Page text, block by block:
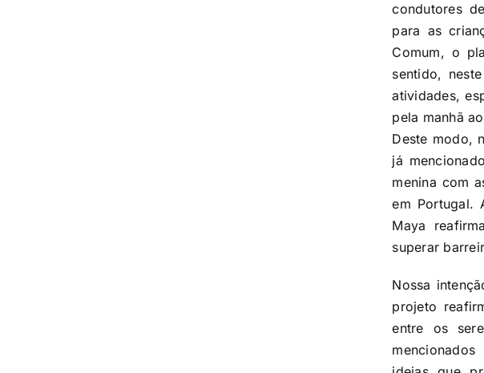
condutores
para as
Comum, o
sentido,
atividades,
pela manhã
Deste modo,
já
menina com
em Portugal.
Maya
superar
Nossa
projeto
entre os